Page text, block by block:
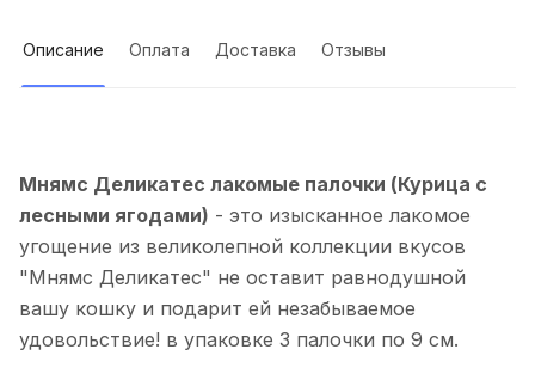
Описание Оплата Доставка Отзывы
Мнямс Деликатес лакомые палочки (Курица с
лесными ягодами) - это изысканное лакомое
угощение из великолепной коллекции вкусов
"Мнямс Деликатес" не оставит равнодушной
вашу кошку и подарит ей незабываемое
удовольствие! в упаковке 3 палочки по 9 см.